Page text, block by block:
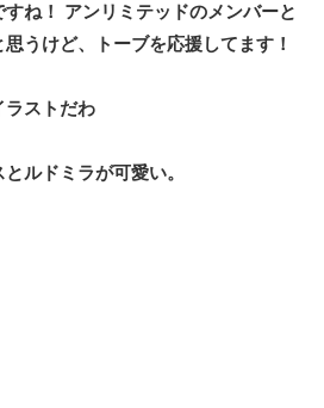
ね！ アンリミテッドのメンバーと
うけど、トーブを応援してます！
ストだわ
ルドミラが可愛い。